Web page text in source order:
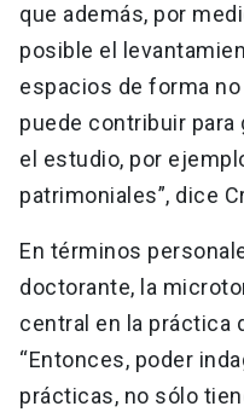
que además, por
posible el
espacios de forma
puede contribuir para
el estudio, por
patrimoniales”, dice
En términos
doctorante, la
central en la práctica
“Entonces, poder
prácticas, no sólo